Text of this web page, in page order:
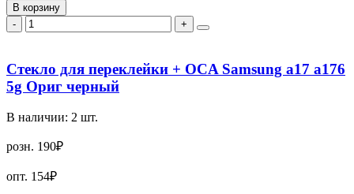
В корзину
-
+
Стекло для переклейки + OCA Samsung a17 a176
5g Ориг черный
В наличии: 2 шт.
розн. 190₽
опт. 154₽